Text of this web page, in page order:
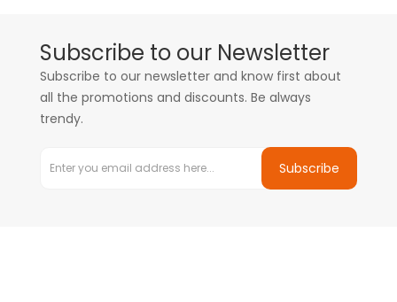
Subscribe to our Newsletter
Subscribe to our newsletter and know first about
all the promotions and discounts. Be always
trendy.
Subscribe